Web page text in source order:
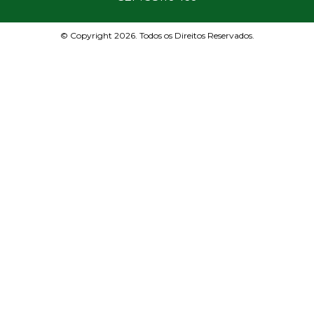
© Copyright 2026. Todos os Direitos Reservados.